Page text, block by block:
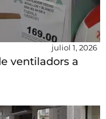
juliol 1, 2026
ventiladors a